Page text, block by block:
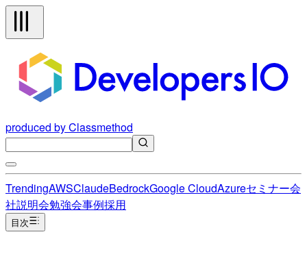
produced by Classmethod
TrendingAWSClaudeBedrockGoogle CloudAzureセミナー会
社説明会勉強会事例採用
目次